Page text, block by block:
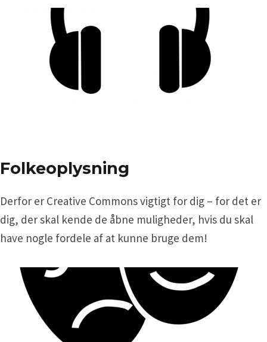
Folkeoplysning
Derfor er Creative Commons vigtigt for dig – for det er
dig, der skal kende de åbne muligheder, hvis du skal
have nogle fordele af at kunne bruge dem!